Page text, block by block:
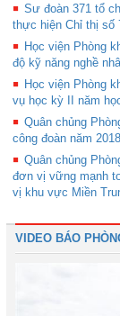
Sư đoàn 371 tổ
thực hiện Chỉ thị số
Học viện Phòng
độ kỹ năng nghề
Học viện Phòng
vụ học kỳ II năm
Quân chủng
công đoàn năm 2018
Quân chủng
đơn vị vững mạnh
vị khu vực Miền
VIDEO BÁO